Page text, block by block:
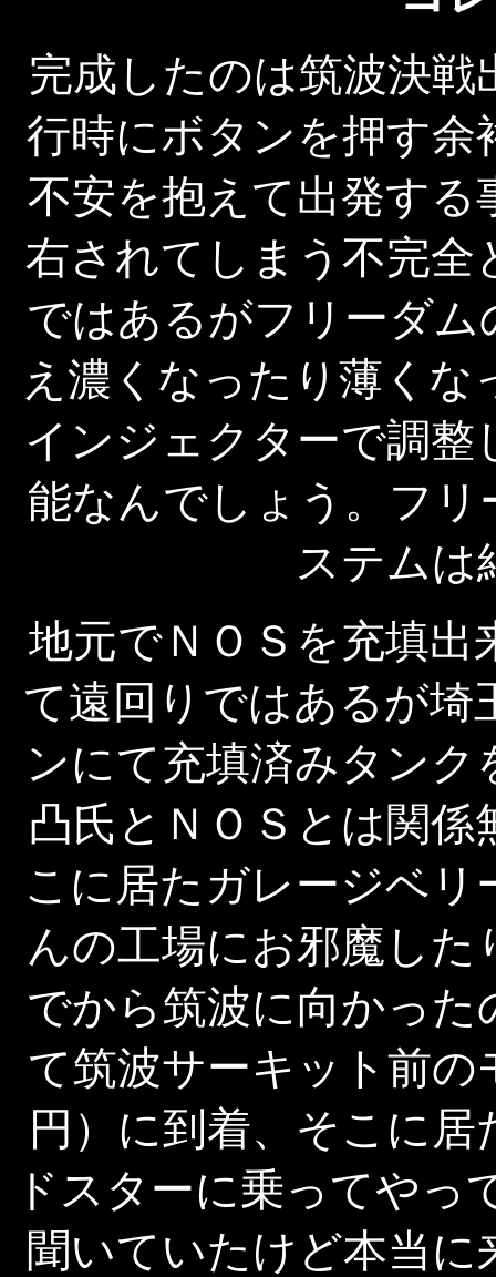
完成したのは筑波決
行時にボタンを押す余
不安を抱えて出発する
右されてしまう不完全
ではあるがフリーダ
え濃くなったり薄く
インジェクターで調
能なんでしょう。フ
ステムは
地元でＮＯＳを充填出
て遠回りではあるが埼
ンにて充填済みタン
凸氏とＮＯＳとは関
こに居たガレージベ
んの工場にお邪魔し
でから筑波に向かっ
て筑波サーキット前
円）に到着、そこに
ドスターに乗ってやっ
聞いていたけど本当